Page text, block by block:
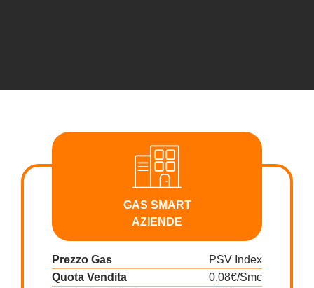
GAS SMART
AZIENDE
Prezzo Gas
PSV Index
Quota Vendita
0,08€/Smc